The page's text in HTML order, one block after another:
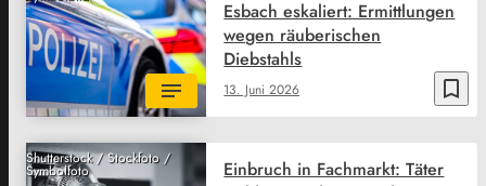
bookmark_border
13. Juni 2026
Esbach eskaliert: Ermittlungen
wegen räuberischen
Diebstahls
Shutterstock / Stockfoto /
Symbolfoto
Einbruch in Fachmarkt: Täter